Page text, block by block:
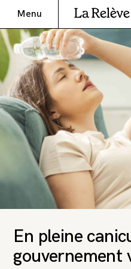
Menu
En pleine
gouvernement